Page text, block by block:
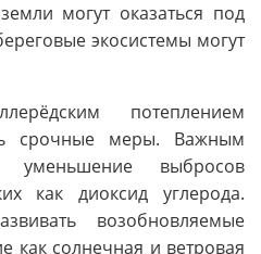
могут оказаться под
экосистемы могут
потеплением
срочные меры. Важным
выбросов
как диоксид углерода.
возобновляемые
как солнечная и ветровая